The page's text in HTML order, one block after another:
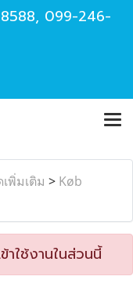
, 099-246-
พิ่มเติม > Køb
าใช้งานในส่วนนี้